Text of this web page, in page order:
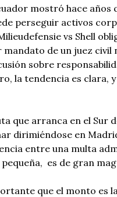
mostró hace años
perseguir activos
vs Shell
mandato de un juez
sobre
la tendencia es clara,
que arranca en el Sur
dirimiéndose en
entre una multa
es de gran
que el monto es